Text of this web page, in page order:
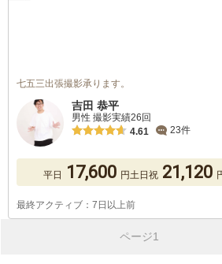
七五三出張撮影承ります。
吉田 恭平
男性 撮影実績26回
4.61
23件
平日 17,600 円土日祝 21,120
最終アクティブ：7日以上前
ページ1